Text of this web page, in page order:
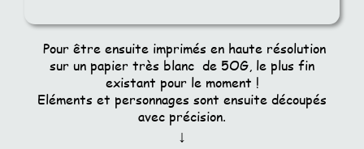
Pour être ensuite imprimés en haute résolution
sur un papier très blanc de 5OG, le plus fin
existant pour le moment !
Eléments et personnages sont ensuite découpés
avec précision.
↓